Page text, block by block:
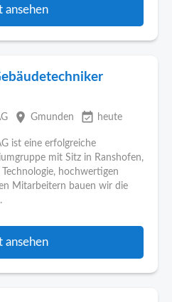
ansehen
place Gmunden event_available heute
ist eine erfolgreiche
mit Sitz in Ranshofen,
hochwertigen
Mitarbeitern bauen wir die
ansehen